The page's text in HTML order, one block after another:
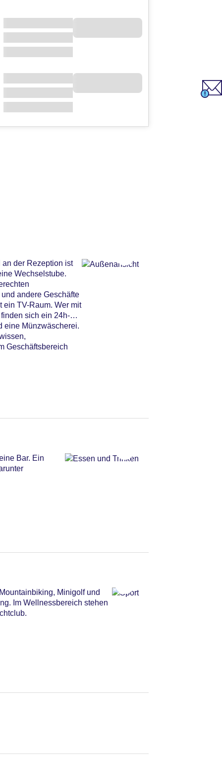
der Rezeption ist
Wechselstube.
andere Geschäfte
ein TV-Raum. Wer mit
sich ein 24h-
eine Münzwäscherei.
Geschäftsbereich
Bar. Ein
Minigolf und
Im Wellnessbereich stehen